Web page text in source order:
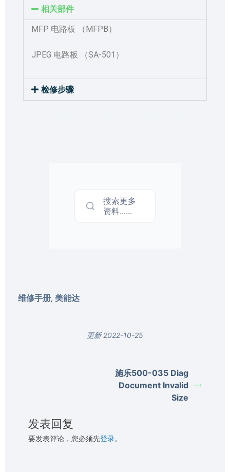
相关部件
MFP 电路板 （MFPB）
JPEG 电路板 （SA-501）
检修步骤
搜索更多
资料......
维修手册, 美能达
更新 2022-10-25
施乐500-035 Diag
Document Invalid
Size
发表回复
要发表评论，您必须先登录。